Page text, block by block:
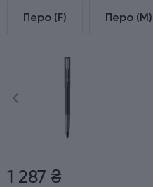
Перо (F) Перо (М)
1 287 ₴